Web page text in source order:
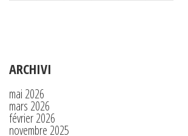
ARCHIVI
mai 2026
mars 2026
février 2026
novembre 2025